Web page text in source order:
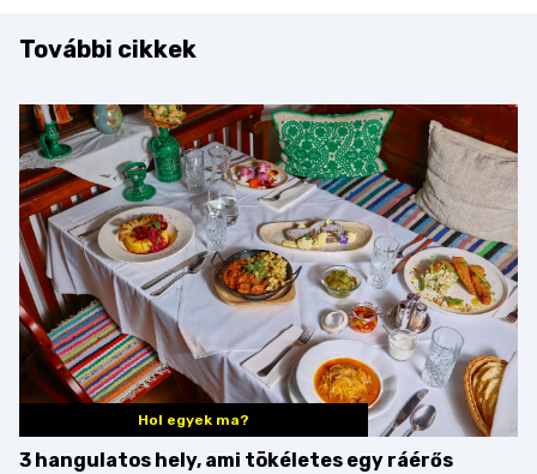
További cikkek
Hol egyek ma?
3 hangulatos hely, ami tökéletes egy ráérős